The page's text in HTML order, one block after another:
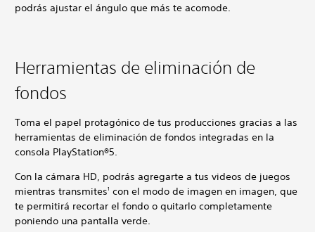
podrás ajustar el ángulo que más te acomode.
Herramientas de eliminación de
fondos
Toma el papel protagónico de tus producciones gracias a las
herramientas de eliminación de fondos integradas en la
consola PlayStation®5.
Con la cámara HD, podrás agregarte a tus videos de juegos
mientras transmites1
con el modo de imagen en imagen, que
te permitirá recortar el fondo o quitarlo completamente
poniendo una pantalla verde.